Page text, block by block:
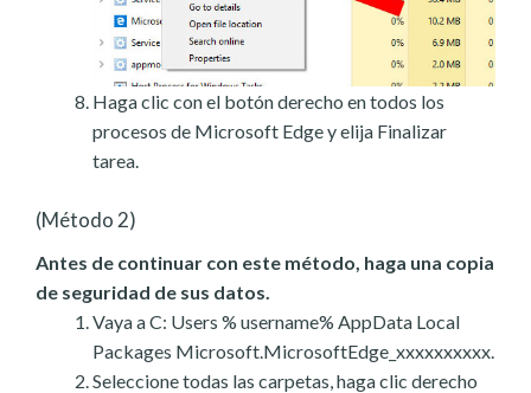
Haga clic con el botón derecho en todos los
procesos de Microsoft Edge y elija Finalizar
tarea.
(Método 2)
Antes de continuar con este método, haga una copia
de seguridad de sus datos.
Vaya a C: Users % username% AppData Local
Packages Microsoft.MicrosoftEdge_xxxxxxxxxx.
Seleccione todas las carpetas, haga clic derecho